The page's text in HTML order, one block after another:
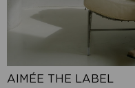
AIMÉE THE LABEL